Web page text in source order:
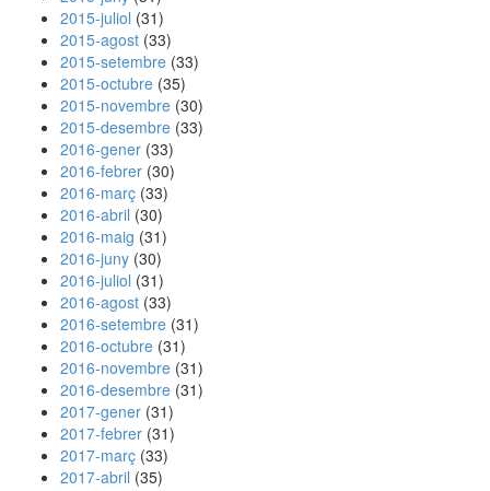
2015-juliol (31)
2015-agost (33)
2015-setembre (33)
2015-octubre (35)
2015-novembre (30)
2015-desembre (33)
2016-gener (33)
2016-febrer (30)
2016-març (33)
2016-abril (30)
2016-maig (31)
2016-juny (30)
2016-juliol (31)
2016-agost (33)
2016-setembre (31)
2016-octubre (31)
2016-novembre (31)
2016-desembre (31)
2017-gener (31)
2017-febrer (31)
2017-març (33)
2017-abril (35)